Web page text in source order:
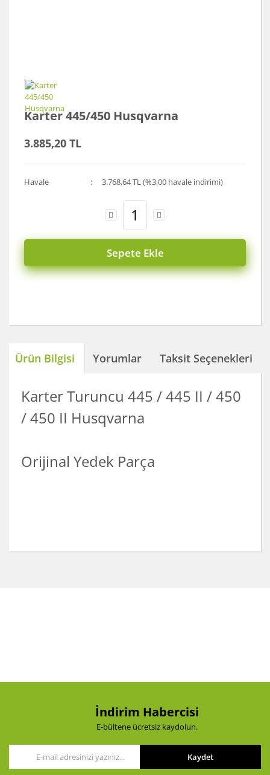
Karter 445/450 Husqvarna
3.885,20 TL
Havale 3.768,64 TL (%3,00 havale indirimi)
Sepete Ekle
Ürün Bilgisi Yorumlar Taksit Seçenekleri
Karter Turuncu 445 / 445 II / 450
/ 450 II Husqvarna
Orijinal Yedek Parça
Ürün fiyatı diğer sitelerden daha pahalı.
İndirim Habercisi
E-bültene ücretsiz kaydolun.
Kaydet